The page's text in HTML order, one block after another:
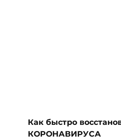
Как быстро
КОРОНАВИРУСА